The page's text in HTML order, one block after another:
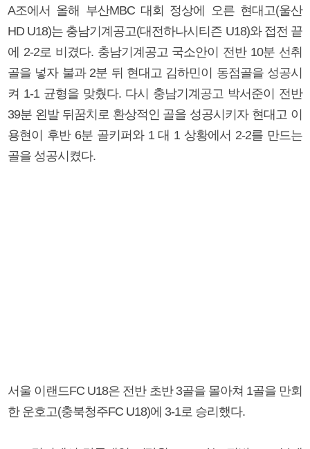
A조에서 올해 부산MBC 대회 정상에 오른 현대고(울산
HD U18)는 충남기계공고(대전하나시티즌 U18)와 접전 끝
에 2-2로 비겼다. 충남기계공고 국소안이 전반 10분 선취
골을 넣자 불과 2분 뒤 현대고 김하민이 동점골을 성공시
켜 1-1 균형을 맞췄다. 다시 충남기계공고 박서준이 전반
39분 왼발 뒤꿈치로 환상적인 골을 성공시키자 현대고 이
용현이 후반 6분 골키퍼와 1 대 1 상황에서 2-2를 만드는
골을 성공시켰다.
서울 이랜드FC U18은 전반 초반 3골을 몰아쳐 1골을 만회
한 운호고(충북청주FC U18)에 3-1로 승리했다.